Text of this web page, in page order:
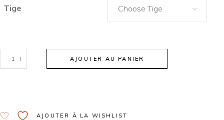
Tige Choose Tige
- + AJOUTER AU PANIER
AJOUTER À LA WISHLIST